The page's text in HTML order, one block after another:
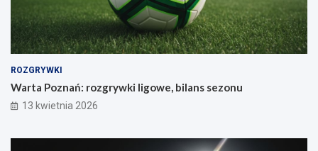
ROZGRYWKI
Warta Poznań: rozgrywki ligowe, bilans sezonu
13 kwietnia 2026